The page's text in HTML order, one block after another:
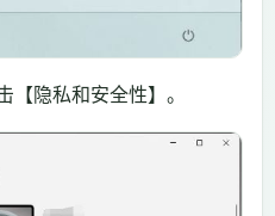
隐私和安全性】。